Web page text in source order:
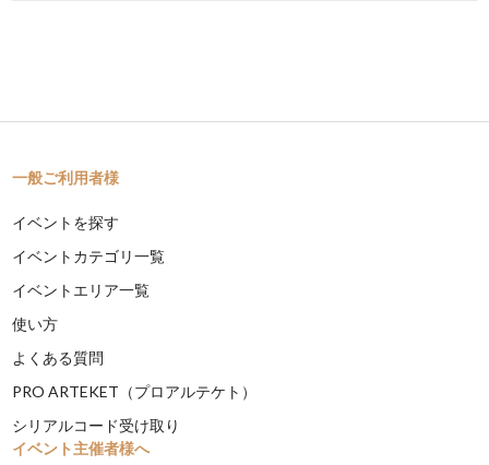
一般ご利用者様
イベントを探す
イベントカテゴリ一覧
イベントエリア一覧
使い方
よくある質問
PRO ARTEKET（プロアルテケト）
シリアルコード受け取り
イベント主催者様へ